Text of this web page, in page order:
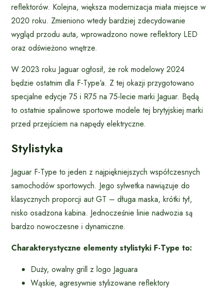
reflektorów. Kolejna, większa modernizacja miała miejsce w
2020 roku. Zmieniono wtedy bardziej zdecydowanie
wygląd przodu auta, wprowadzono nowe reflektory LED
oraz odświeżono wnętrze.
W 2023 roku Jaguar ogłosił, że rok modelowy 2024
będzie ostatnim dla F-Type’a. Z tej okazji przygotowano
specjalne edycje 75 i R75 na 75-lecie marki Jaguar. Będą
to ostatnie spalinowe sportowe modele tej brytyjskiej marki
przed przejściem na napędy elektryczne.
Stylistyka
Jaguar F-Type to jeden z najpiękniejszych współczesnych
samochodów sportowych. Jego sylwetka nawiązuje do
klasycznych proporcji aut GT – długa maska, krótki tył,
nisko osadzona kabina. Jednocześnie linie nadwozia są
bardzo nowoczesne i dynamiczne.
Charakterystyczne elementy stylistyki F-Type to:
Duży, owalny grill z logo Jaguara
Wąskie, agresywnie stylizowane reflektory